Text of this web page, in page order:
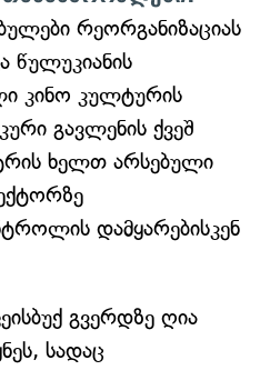
რეორგანიზაციას
წულუკიანის
კინო კულტურის
გავლენის ქვეშ
ხელთ არსებული
დამყარებისკენ
გვერდზე ღია
სადაც